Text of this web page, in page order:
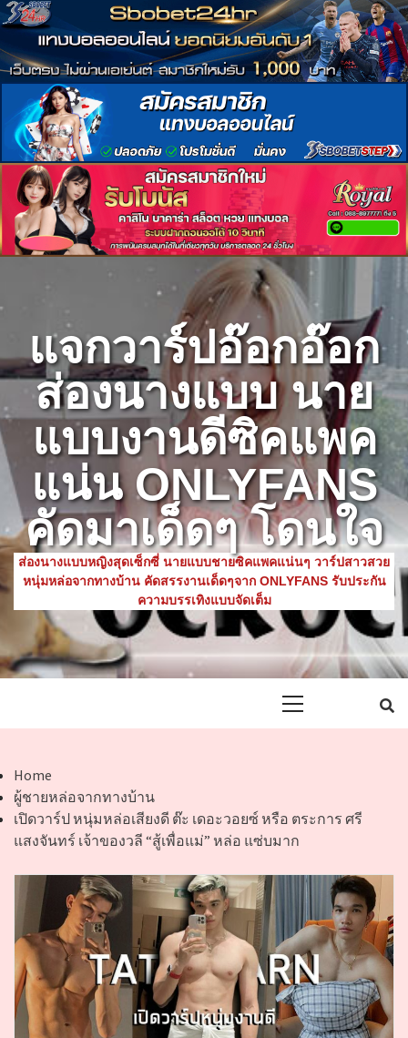
content
แจกวาร์ปอ๊อกอ๊อก
ส่องนางแบบ นาย
แบบงานดีซิคแพค
แน่น ONLYFANS
คัดมาเด็ดๆ โดนใจ
ส่องนางแบบหญิงสุดเซ็กซี่ นายแบบชายซิคแพคแน่นๆ วาร์ปสาวสวย
หนุ่มหล่อจากทางบ้าน คัดสรรงานเด็ดๆจาก ONLYFANS รับประกัน
ความบรรเทิงแบบจัดเต็ม
Home
ผู้ชายหล่อจากทางบ้าน
เปิดวาร์ป หนุ่มหล่อเสียงดี ต๊ะ เดอะวอยซ์ หรือ ตระการ ศรี
แสงจันทร์ เจ้าของวลี “สู้เพื่อแม่” หล่อ แซ่บมาก